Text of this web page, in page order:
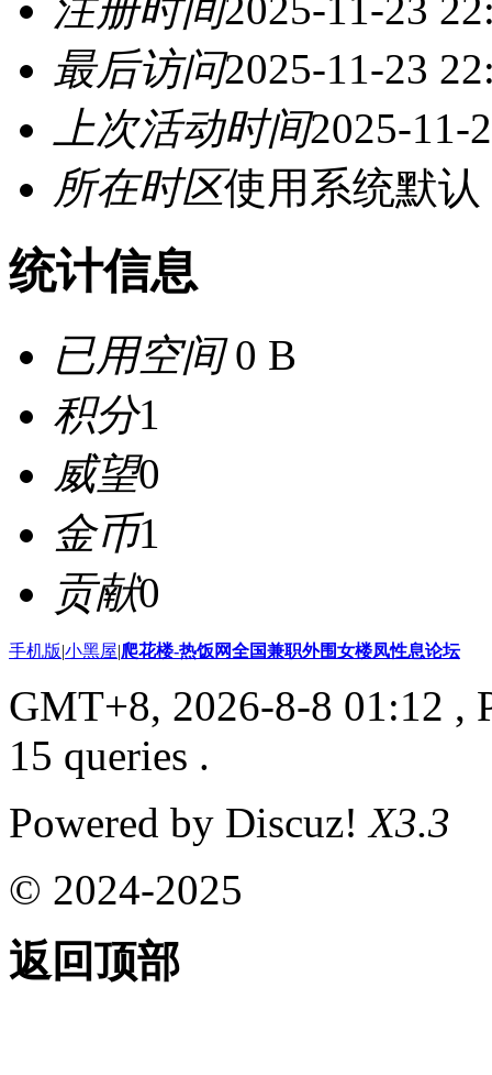
注册时间2025-11-23
最后访问2025-11-23
上次活动时间2025-11-
所在时区使用系统默认
统计信息
已用空间0 B
积分1
威望0
金币1
贡献0
手机版|小黑屋|爬花楼-热饭网全国兼职外围女楼凤性息论坛
GMT+8, 2026-8-8 01:12 ,
15 queries .
Powered by Discuz!X3.3
© 2024-2025
返回顶部